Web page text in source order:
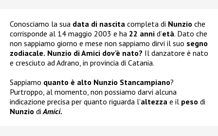
Conosciamo la sua data di nascita completa di Nunzio che
corrisponde al 14 maggio 2003 e ha 22 anni d’età. Dato che
non sappiamo giorno e mese non sappiamo dirvi il suo segno
zodiacale. Nunzio di Amici dov’è nato? Il danzatore è nato
e cresciuto ad Adrano, in provincia di Catania.
Sappiamo quanto è alto Nunzio Stancampiano?
Purtroppo, al momento, non possiamo darvi alcuna
indicazione precisa per quanto riguarda l’altezza e il peso di
Nunzio di Amici.